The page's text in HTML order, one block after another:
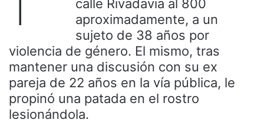
calle Rivadavia al 800
aproximadamente, a un
sujeto de 38 años por
violencia de género. El mismo, tras
mantener una discusión con su ex
pareja de 22 años en la vía pública, le
propinó una patada en el rostro
lesionándola.